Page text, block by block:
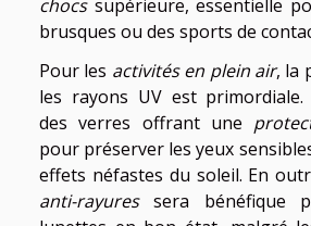
chocssupérieure, essentielle
brusques ou des sports de
Pour les activités en plein air, la
les rayons UV est primordiale.
des verres offrant une
pour préserver les yeux
effets néfastes du soleil. En
anti-rayuressera bénéfique